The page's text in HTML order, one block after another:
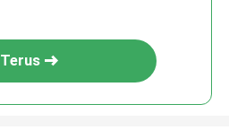
Terus